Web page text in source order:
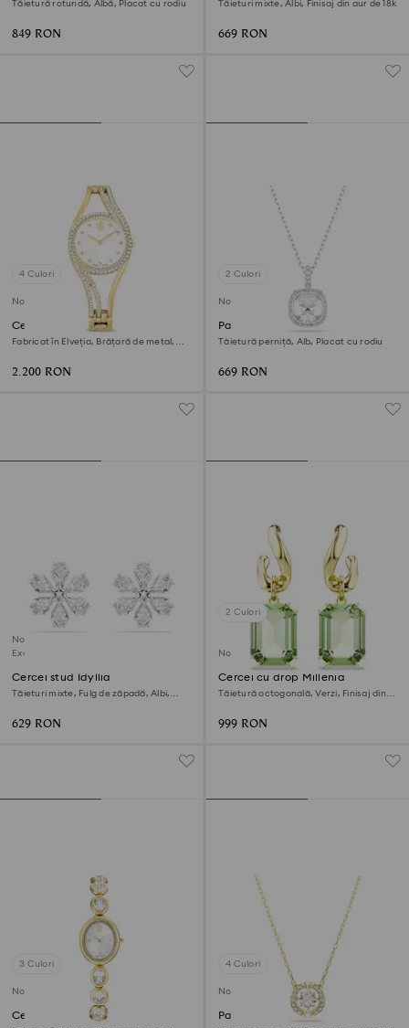
Tăietură rotundă, Albă, Placat cu rodiu
849 RON
Tăieturi mixte, Albi, Finisaj din aur de 18k
669 RON
4 Culori
Nou
Ceas Hyperbola bangle
Fabricat în Elveția, Brățară de metal,
2.200 RON
2 Culori
Nou
Pandantiv Una Angelic
Tăietură perniță, Alb, Placat cu rodiu
669 RON
Nou
Exclusiv online
Cercei stud Idyllia
Tăieturi mixte, Fulg de zăpadă, Albi,
629 RON
2 Culori
Nou
Cercei cu drop Millenia
Tăietură octogonală, Verzi, Finisaj din
999 RON
3 Culori
Nou
Ceas Imber oval
4 Culori
Nou
Pandantiv Una Angelic